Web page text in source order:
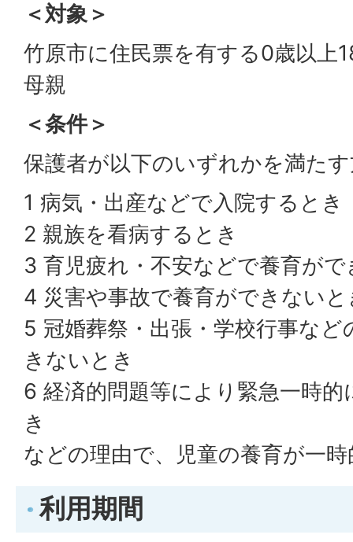
＜対象＞
竹原市に住民票を有する0歳以上
母親
＜条件＞
保護者が以下のいずれかを満た
1 病気・出産などで入院するとき
2 親族を看病するとき
3 育児疲れ・不安などで養育が
4 災害や事故で養育ができないと
5 冠婚葬祭・出張・学校行事な
きないとき
6 経済的問題等により緊急一時
き
などの理由で、児童の養育が一
利用期間